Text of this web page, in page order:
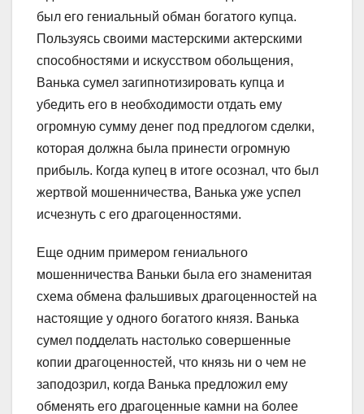
был его гениальный обман богатого купца.
Пользуясь своими мастерскими актерскими
способностями и искусством обольщения,
Ванька сумел загипнотизировать купца и
убедить его в необходимости отдать ему
огромную сумму денег под предлогом сделки,
которая должна была принести огромную
прибыль. Когда купец в итоге осознал, что был
жертвой мошенничества, Ванька уже успел
исчезнуть с его драгоценностями.
Еще одним примером гениального
мошенничества Ваньки была его знаменитая
схема обмена фальшивых драгоценностей на
настоящие у одного богатого князя. Ванька
сумел подделать настолько совершенные
копии драгоценностей, что князь ни о чем не
заподозрил, когда Ванька предложил ему
обменять его драгоценные камни на более